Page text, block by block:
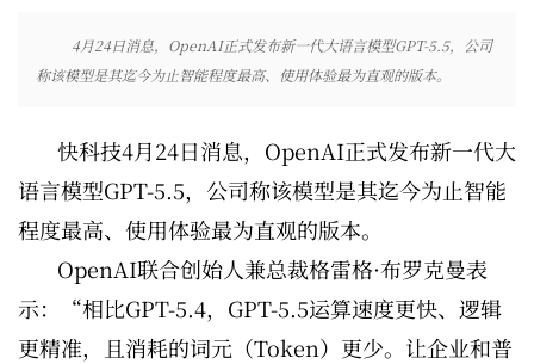
4月24日消息，OpenAI正式发布新一代大语言模型GPT-5.5，公司
称该模型是其迄今为止智能程度最高、使用体验最为直观的版本。
快科技4月24日消息，OpenAI正式发布新一代大
语言模型GPT-5.5，公司称该模型是其迄今为止智能
程度最高、使用体验最为直观的版本。
OpenAI联合创始人兼总裁格雷格·布罗克曼表
示：“相比GPT-5.4，GPT-5.5运算速度更快、逻辑
更精准，且消耗的词元（Token）更少。让企业和普